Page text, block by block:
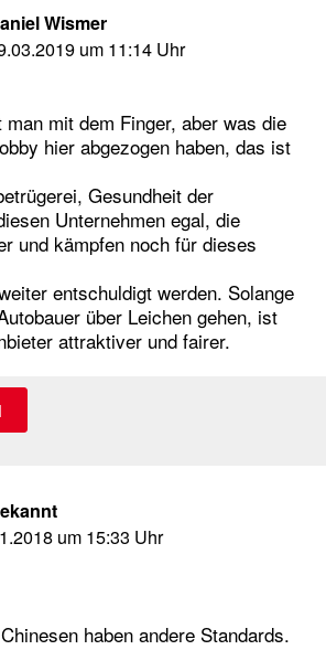
Wismer
um 11:14 Uhr
mit dem Finger, aber was die
hier abgezogen haben, das ist
Gesundheit der
Unternehmen egal, die
und kämpfen noch für dieses
entschuldigt werden. Solange
über Leichen gehen, ist
attraktiver und fairer.
um 15:33 Uhr
haben andere Standards.